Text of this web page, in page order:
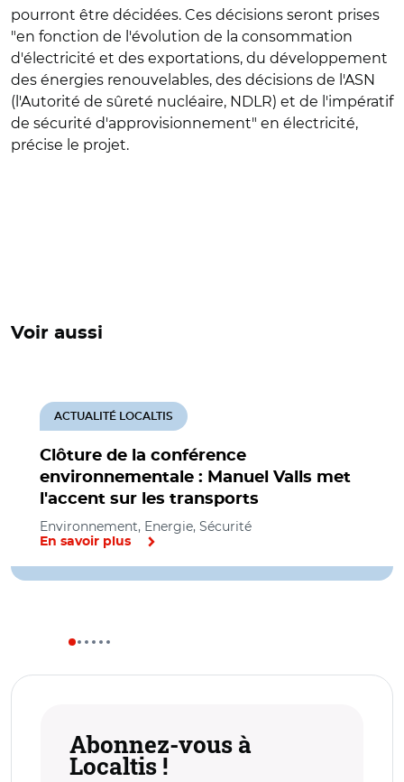
pourront être décidées. Ces décisions seront prises
"en fonction de l'évolution de la consommation
d'électricité et des exportations, du développement
des énergies renouvelables, des décisions de l'ASN
(l'Autorité de sûreté nucléaire, NDLR) et de l'impératif
de sécurité d'approvisionnement" en électricité,
précise le projet.
Voir aussi
Clôture de la conférence
environnementale : Manuel Valls met
l'accent sur les transports
ACTUALITÉ LOCALTIS
Environnement, Energie, Sécurité
En savoir plus
Abonnez-vous à
Localtis !